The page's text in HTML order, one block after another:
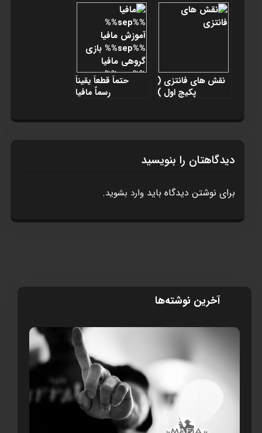
نقش های فانتزی (
پکيج اول )
حتماً قطعاً یقیناً
رسماً مافيا
دیدگاهتان را بنویسید
برای نوشتن دیدگاه بایدوارد بشوید.
آخرین نوشته‌ها